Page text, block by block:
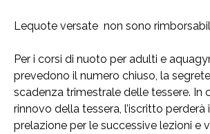
Lequote versate non sono
Per i corsi di nuoto per adulti e
prevedono il numero chiuso, la
scadenza trimestrale delle tessere. In
rinnovo della tessera, l’iscritto perderà
prelazione per le successive lezioni e